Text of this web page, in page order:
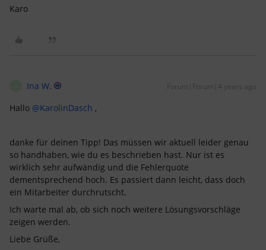
Karo
Ina W. Forum|Forum|4 years ago
Hallo @KarolinDasch ,
danke für deinen Tipp! Das müssen wir aktuell leider genau
so handhaben, wie du es beschrieben hast. Nur ist es
wirklich sehr aufwändig und die Fehlerquote
dementsprechend hoch. Es passiert dann leicht, dass doch
ein Mitarbeiter durchrutscht.
Ich warte mal ab, ob sich noch weitere Lösungsvorschläge
zeigen werden.
Liebe Grüße,